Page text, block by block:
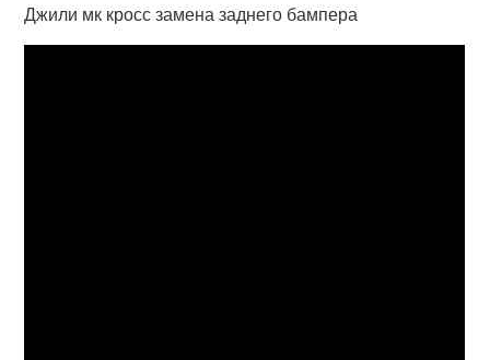
Джили мк кросс замена заднего бампера